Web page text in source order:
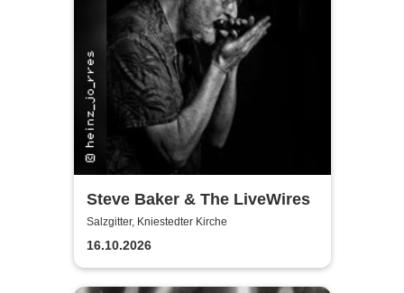
Steve Baker & The LiveWires
Salzgitter, Kniestedter Kirche
16.10.2026